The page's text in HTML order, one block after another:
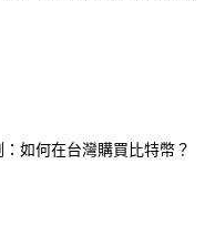
如何在台灣購買比特幣？